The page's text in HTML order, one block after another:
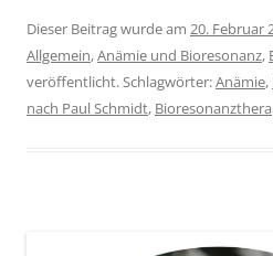
Dieser Beitrag wurde am 20. Februar
Allgemein,Anämie und Bioresonanz,
veröffentlicht. Schlagwörter:Anämie,
nach Paul Schmidt,